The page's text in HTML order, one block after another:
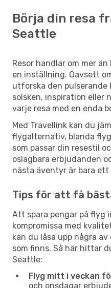
Börja din resa
Seattle
Resor handlar om mer
en inställning. Oavsett
utforska den pulserande
solsken, inspiration eller
varje resa med en enda
Med Travellink kan du
flygalternativ, blanda
som passar din resestil
oslagbara erbjudanden
nästa äventyr är bara ett
Tips för att få
Att spara pengar på flyg
kompromissa med
kan du låsa upp några
som finns. Så här hittar
Seattle:
Flyg mitt i veckan
och onsdagar